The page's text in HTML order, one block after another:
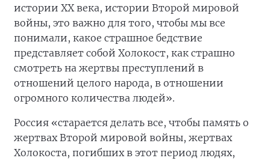
истории ХХ века, истории Второй мировой
войны, это важно для того, чтобы мы все
понимали, какое страшное бедствие
представляет собой Холокост, как страшно
смотреть на жертвы преступлений в
отношений целого народа, в отношении
огромного количества людей».
Россия «старается делать все, чтобы память о
жертвах Второй мировой войны, жертвах
Холокоста, погибших в этот период людях,